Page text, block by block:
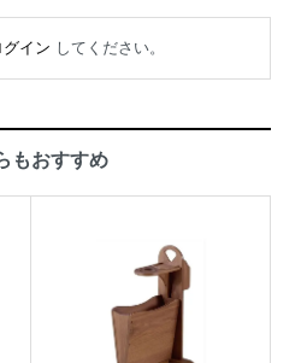
グイン してください。
もおすすめ